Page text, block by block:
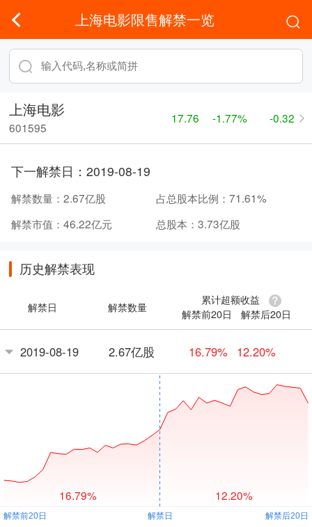
上海电影限售解禁一览
上海电影
601595
17.76 -1.77% -0.32
下一解禁日： 2019-08-19
解禁数量： 2.67亿股 占总股本比例： 71.61%
解禁市值： 46.22亿元 总股本： 3.73亿股
历史解禁表现
解禁日 解禁数量
累计超额收益
解禁前20日
解禁后20日
2019-08-19 2.67亿股 16.79% 12.20%
16.79% 12.20%